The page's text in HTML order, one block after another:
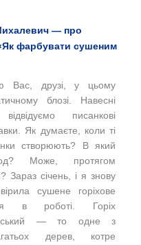
— про
фарбувати сушеним
Вас, друзі, у цьому
блозі. Навесні
писанкові
Як думаєте, коли ті
створюють? В який
Може, протягом
Зараз січень, і я знову
сушене горіхове
в роботі. Горіх
— то одне з
дерев, котре